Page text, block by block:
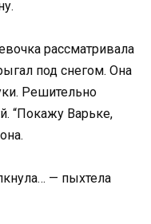
рассматривала
под снегом. Она
Решительно
“Покажу Варьке,
— пыхтела